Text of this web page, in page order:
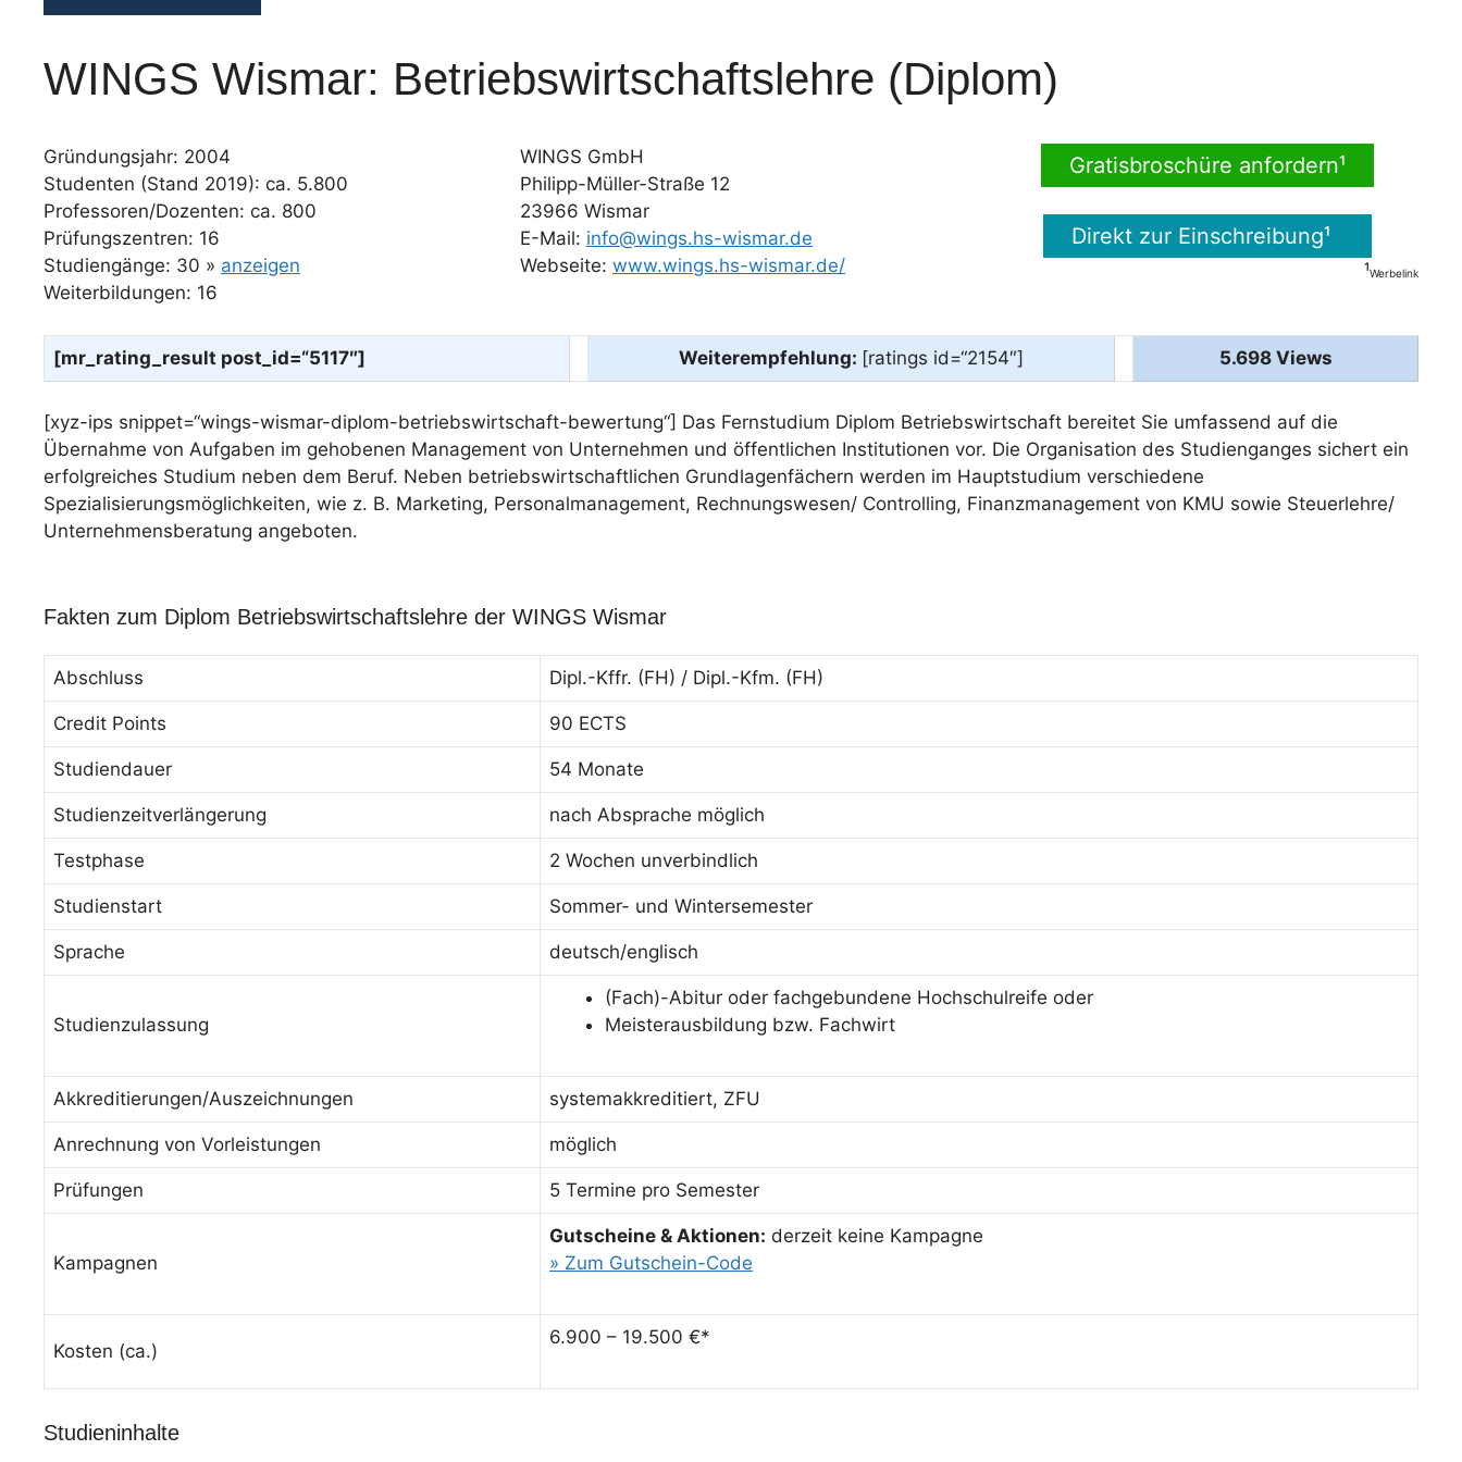
WINGS Wismar: Betriebswirtschaftslehre (Diplom)
Gründungsjahr: 2004
Studenten (Stand 2019): ca. 5.800
Professoren/Dozenten: ca. 800
Prüfungszentren: 16
Studiengänge: 30 » anzeigen
Weiterbildungen: 16
WINGS GmbH
Philipp-Müller-Straße 12
23966 Wismar
E-Mail: info@wings.hs-wismar.de
Webseite:www.wings.hs-wismar.de/
Gratisbroschüre anfordern¹
Direkt zur Einschreibung¹
¹Werbelink
[mr_rating_result post_id=“5117″] Weiterempfehlung: [ratings id=“2154″] 5.698 Views
[xyz-ips snippet=“wings-wismar-diplom-betriebswirtschaft-bewertung“] Das Fernstudium Diplom Betriebswirtschaft bereitet Sie umfassend auf die
Übernahme von Aufgaben im gehobenen Management von Unternehmen und öffentlichen Institutionen vor. Die Organisation des Studienganges sichert ein
erfolgreiches Studium neben dem Beruf. Neben betriebswirtschaftlichen Grundlagenfächern werden im Hauptstudium verschiedene
Spezialisierungsmöglichkeiten, wie z. B. Marketing, Personalmanagement, Rechnungswesen/ Controlling, Finanzmanagement von KMU sowie Steuerlehre/
Unternehmensberatung angeboten.
Fakten zum Diplom Betriebswirtschaftslehre der WINGS Wismar
Abschluss Dipl.-Kffr. (FH) / Dipl.-Kfm. (FH)
Credit Points 90 ECTS
Studiendauer 54 Monate
Studienzeitverlängerung nach Absprache möglich
Testphase 2 Wochen unverbindlich
Studienstart Sommer- und Wintersemester
Sprache deutsch/englisch
Studienzulassung
(Fach)-Abitur oder fachgebundene Hochschulreife oder
Meisterausbildung bzw. Fachwirt
Akkreditierungen/Auszeichnungen systemakkreditiert, ZFU
Anrechnung von Vorleistungen möglich
Prüfungen 5 Termine pro Semester
Kampagnen
Gutscheine & Aktionen: derzeit keine Kampagne
» Zum Gutschein-Code
Kosten (ca.)
6.900 – 19.500 €*
Studieninhalte